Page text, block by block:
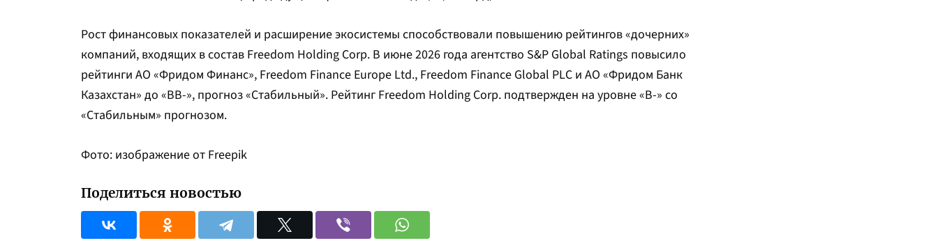
Рост финансовых показателей и расширение экосистемы способствовали повышению рейтингов «дочерних»
компаний, входящих в состав Freedom Holding Corp. В июне 2026 года агентство S&P Global Ratings повысило
рейтинги АО «Фридом Финанс», Freedom Finance Еurope Ltd., Freedom Finance Global PLC и АО «Фридом Банк
Казахстан» до «BB-», прогноз «Стабильный». Рейтинг Freedom Holding Corp. подтвержден на уровне «В-» со
«Стабильным» прогнозом.
Фото: изображение от Freepik
Поделиться новостью